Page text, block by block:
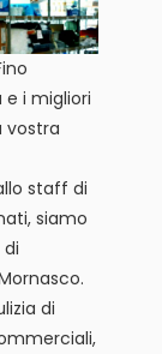
e i migliori
vostra
staff di
siamo
di